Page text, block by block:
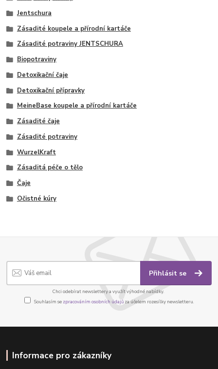
Jentschura
Zásadité koupele a přírodní kartáče
Zásadité potraviny JENTSCHURA
Biopotraviny
Detoxikační čaje
Detoxikační přípravky
MeineBase koupele a přírodní kartáče
Zásadité čaje
Zásadité potraviny
WurzelKraft
Zásaditá péče o tělo
Čaje
Očistné kúry
Přihlásit se
Chci odebírat newslettery a využít výhodné nabídky.
Souhlasím se zpracováním osobních údajůza účelem rozesílky newsletteru.
Informace pro zákazníky